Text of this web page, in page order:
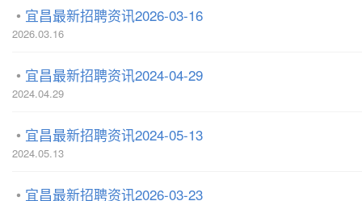
宜昌最新招聘资讯2026-03-16
2026.03.16
宜昌最新招聘资讯2024-04-29
2024.04.29
宜昌最新招聘资讯2024-05-13
2024.05.13
宜昌最新招聘资讯2026-03-23